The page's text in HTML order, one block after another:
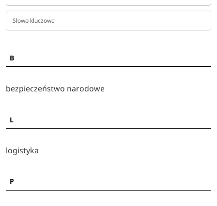
B
bezpieczeństwo narodowe
L
logistyka
P